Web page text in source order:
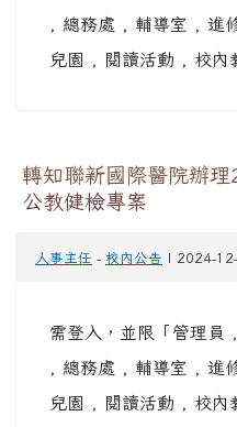
, 總務處 , 輔導室 , 進
兒園 , 閱讀活動 , 校內
轉知聯新國際醫院辦
公教健檢專案
人事主任 - 校內公告 | 2024-
需登入，並限「管理
, 總務處 , 輔導室 , 進
兒園 , 閱讀活動 , 校內